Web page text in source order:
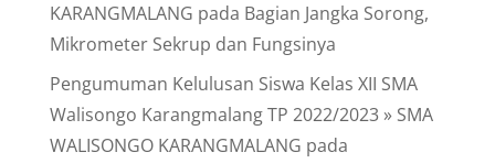
KARANGMALANG pada Bagian Jangka Sorong,
Mikrometer Sekrup dan Fungsinya
Pengumuman Kelulusan Siswa Kelas XII SMA
Walisongo Karangmalang TP 2022/2023 » SMA
WALISONGO KARANGMALANG pada